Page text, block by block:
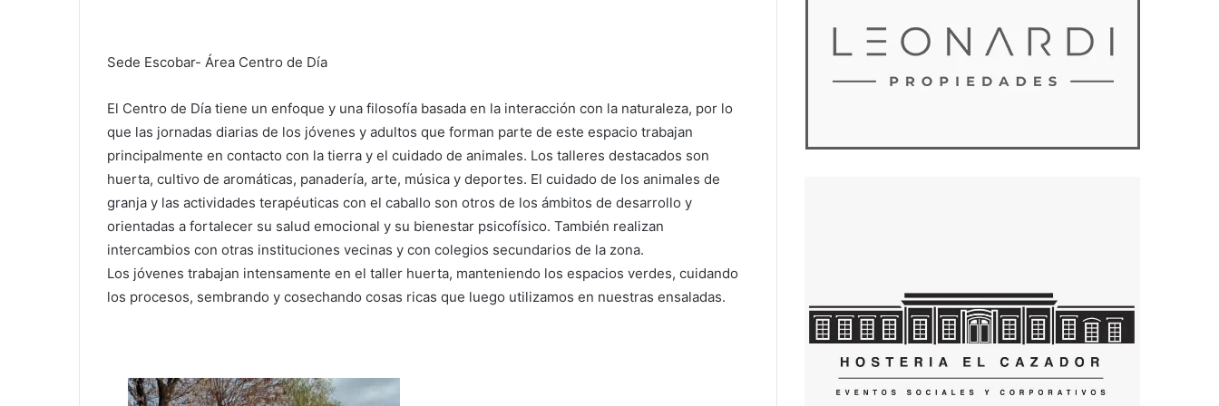
Sede Escobar- Área Centro de Día
El Centro de Día tiene un enfoque y una filosofía basada en la interacción con la naturaleza, por lo
que las jornadas diarias de los jóvenes y adultos que forman parte de este espacio trabajan
principalmente en contacto con la tierra y el cuidado de animales. Los talleres destacados son
huerta, cultivo de aromáticas, panadería, arte, música y deportes. El cuidado de los animales de
granja y las actividades terapéuticas con el caballo son otros de los ámbitos de desarrollo y
orientadas a fortalecer su salud emocional y su bienestar psicofísico. También realizan
intercambios con otras instituciones vecinas y con colegios secundarios de la zona.
Los jóvenes trabajan intensamente en el taller huerta, manteniendo los espacios verdes, cuidando
los procesos, sembrando y cosechando cosas ricas que luego utilizamos en nuestras ensaladas.